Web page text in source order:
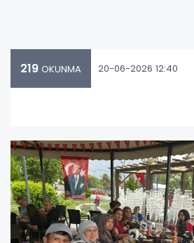
219 OKUNMA 20-06-2026 12:40